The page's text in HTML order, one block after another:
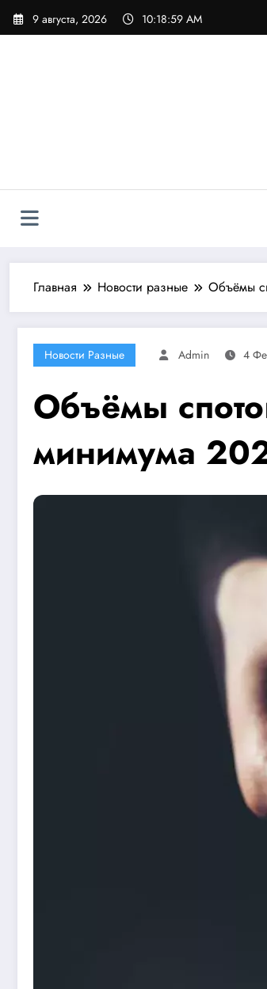
Перейти
9 августа, 2026 10:19:00 AM
Главная Новости разные Объёмы
Новости Разные Admin 4
Объёмы
минимума